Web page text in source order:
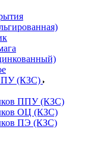
(КЗС)
ППУ (КЗС)
ОЦ (КЗС)
ПЭ (КЗС)